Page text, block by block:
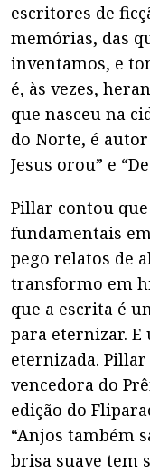
escritores de
memórias, das
inventamos, e
é, às vezes,
que nasceu na
do Norte, é
Jesus orou” e
Pillar contou
fundamentais
pego relatos de
transformo em
que a escrita é
para eternizar.
eternizada.
vencedora do
edição do
“Anjos também
brisa suave tem